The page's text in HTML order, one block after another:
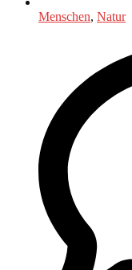
Menschen, Natur